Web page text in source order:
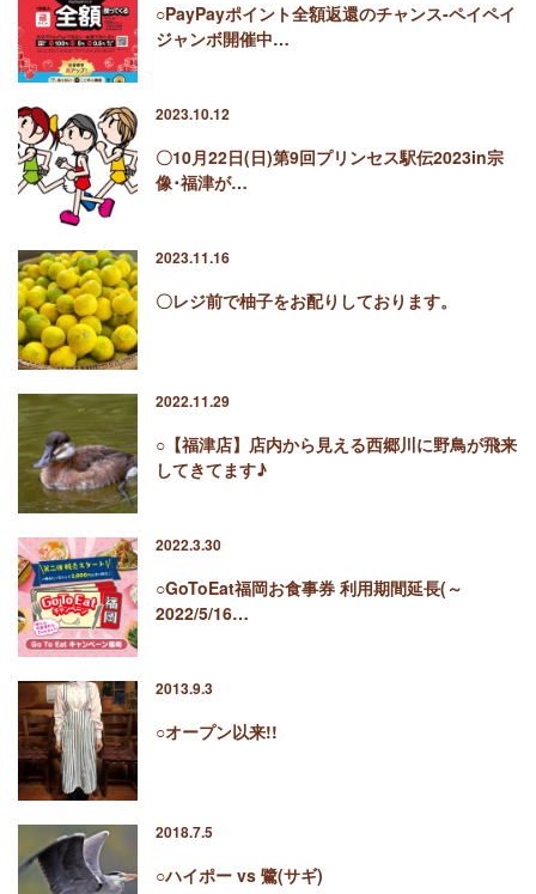
○PayPayポイント全額返還のチャンス-ペイペイ
ジャンボ開催中…
2023.10.12
〇10月22日(日)第9回プリンセス駅伝2023in宗
像･福津が…
2023.11.16
〇レジ前で柚子をお配りしております。
2022.11.29
○【福津店】店内から見える西郷川に野鳥が飛来
してきてます♪
2022.3.30
○GoToEat福岡お食事券 利用期間延長(～
2022/5/16…
2013.9.3
○オープン以来!!
2018.7.5
○ハイポー vs 鷺(サギ)